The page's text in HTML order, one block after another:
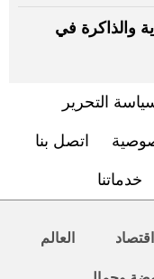
والذاكرة في
التحرير
اتصل بنا
خدماتنا
اقتصاد العالم